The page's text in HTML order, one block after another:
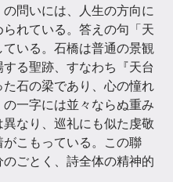
問いには、人生の方向に
れている。答えの句「天
いる。石橋は普通の景観
る聖跡、すなわち『天台
石の梁であり、心の憧れ
一字には並々ならぬ重み
なり、巡礼にも似た虔敬
こもっている。この聯
ごとく、詩全体の精神的